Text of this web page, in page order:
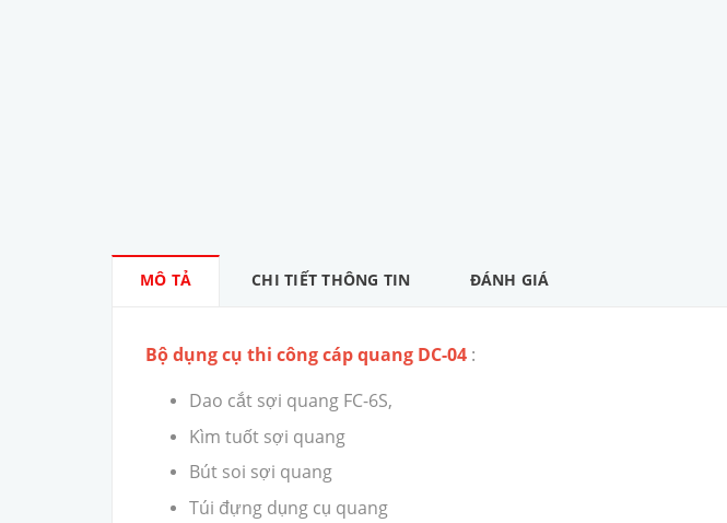
MÔ TẢ CHI TIẾT THÔNG TIN ĐÁNH GIÁ
Bộ dụng cụ thi công cáp quang DC-04 :
Dao cắt sợi quang FC-6S,
Kìm tuốt sợi quang
Bút soi sợi quang
Túi đựng dụng cụ quang